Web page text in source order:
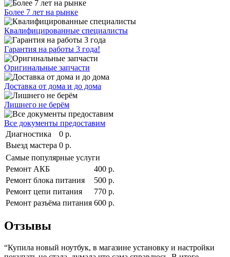
Более 7 лет на рынке
Квалифицированные специалисты
Гарантия на работы 3 года!
Оригинальные запчасти
Доставка от дома и до дома
Лишнего не берём
Все документы предоставим
Диагностика
0 р.
Выезд мастера 0 р.
Самые популярные услуги
Ремонт АКБ
400 р.
Ремонт блока питания
500 р.
Ремонт цепи питания
770 р.
Ремонт разъёма питания 600 р.
Отзывы
“Купила новый ноутбук, в магазине установку и настройки